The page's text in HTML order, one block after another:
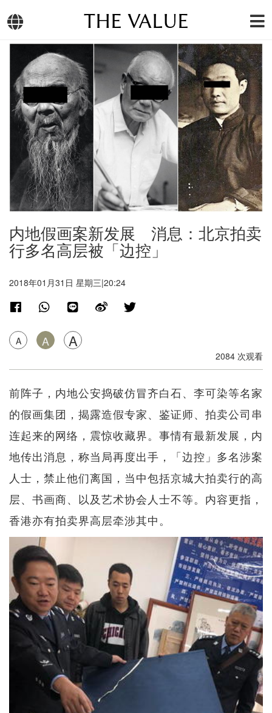
THE VALUE
内地假画案新发展 消息：北京拍卖
行多名高层被「边控」
2018年01月31日 星期三|20:24
A A A
2084 次观看
前阵子，内地公安捣破仿冒齐白石、李可染等名家
的假画集团，揭露造假专家、鉴证师、拍卖公司串
连起来的网络，震惊收藏界。事情有最新发展，内
地传出消息，称当局再度出手，「边控」多名涉案
人士，禁止他们离国，当中包括京城大拍卖行的高
层、书画商、以及艺术协会人士不等。内容更指，
香港亦有拍卖界高层牵涉其中。